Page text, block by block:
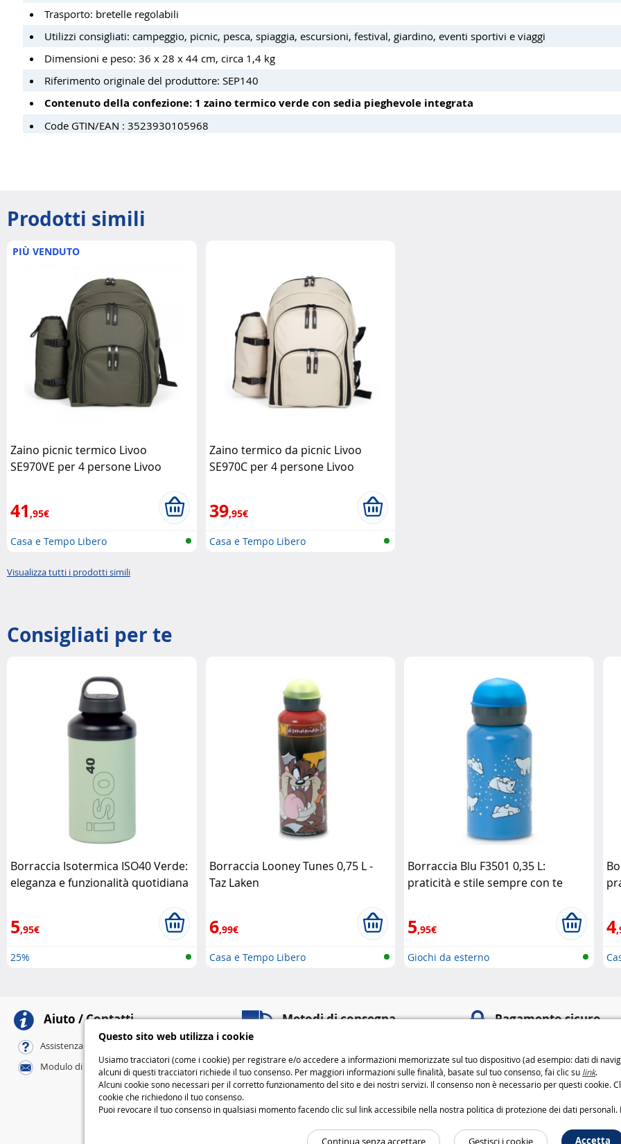
Questo sito web utilizza i cookie
Usiamo tracciatori (come i cookie) per registrare e/o accedere a informazioni memorizzate sul tuo dispositivo (ad esempio: dati di
alcuni di questi tracciatori richiede il tuo consenso. Per maggiori informazioni sulle finalità, basate sul tuo consenso, fai clic su link.
Alcuni cookie sono necessari per il corretto funzionamento del sito e dei nostri servizi. Il consenso non è necessario per questi cookie.
cookie che richiedono il tuo consenso.
Puoi revocare il tuo consenso in qualsiasi momento facendo clic sul link accessibile nella nostra politica di protezione dei dati
Accetta
Gestisci i cookie
Continua senza accettare
Trasporto: bretelle regolabili
Utilizzi consigliati: campeggio, picnic, pesca, spiaggia, escursioni, festival, giardino, eventi sportivi e viaggi
Dimensioni e peso: 36 x 28 x 44 cm, circa 1,4 kg
Riferimento originale del produttore: SEP140
Contenuto della confezione: 1 zaino termico verde con sedia pieghevole integrata
Code GTIN/EAN : 3523930105968
Prodotti simili
PIÙ VENDUTO
Zaino picnic termico Livoo
SE970VE per 4 persone Livoo
41,95€
Casa e Tempo Libero
Zaino termico da picnic Livoo
SE970C per 4 persone Livoo
39,95€
Casa e Tempo Libero
Visualizza tutti i prodotti simili
Consigliati per te
Borraccia Isotermica ISO40 Verde:
eleganza e funzionalità quotidiana
5,95€
25%
Borraccia Looney Tunes 0,75 L -
Taz Laken
6,99€
Casa e Tempo Libero
Borraccia Blu F3501 0,35 L:
praticità e stile sempre con te
5,95€
Giochi da esterno
4
Aiuto / Contatti
Assistenza online / FAQ
Modulo di contatto
Metodi di consegna
Al tuo domicilio
Standard
: 6,99 € da 3 a 4 giorni
Express
: 9,99 € da 2 a 3 giorni
Metodi di consegna
Pagamento sicuro
Metodi di